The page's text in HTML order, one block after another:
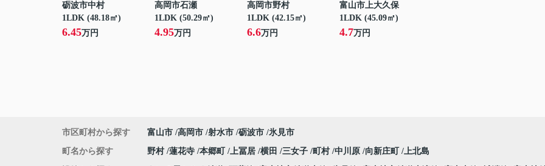
砺波市中村
1LDK (48.18㎡)
6.45万円
高岡市石瀬
1LDK (50.29㎡)
4.95万円
高岡市野村
1LDK (42.15㎡)
6.6万円
富山市上大久保
1LDK (45.09㎡)
4.7万円
市区町村から探す 富山市 高岡市 射水市 砺波市 氷見市
町名から探す 野村 蓮花寺 本郷町 上冨居 横田 三女子 町村 中川原 向新庄町 上北島